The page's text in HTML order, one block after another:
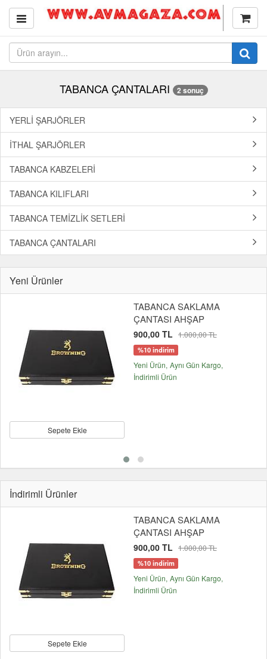
TABANCA ÇANTALARI 2 sonuç
YERLİ ŞARJÖRLER
İTHAL ŞARJÖRLER
TABANCA KABZELERİ
TABANCA KILIFLARI
TABANCA TEMİZLİK SETLERİ
TABANCA ÇANTALARI
Yeni Ürünler
Sepete Ekle
TABANCA SAKLAMA
ÇANTASI AHŞAP
900,00 TL 1.000,00 TL
%10 indirim
Yeni Ürün Aynı Gün Kargo
İndirimli Ürün
İndirimli Ürünler
Sepete Ekle
TABANCA SAKLAMA
ÇANTASI AHŞAP
900,00 TL 1.000,00 TL
%10 indirim
Yeni Ürün Aynı Gün Kargo
İndirimli Ürün